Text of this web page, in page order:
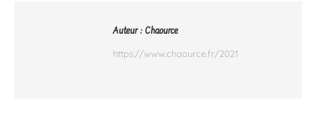
Auteur : Chaource
https://www.chaource.fr/2021